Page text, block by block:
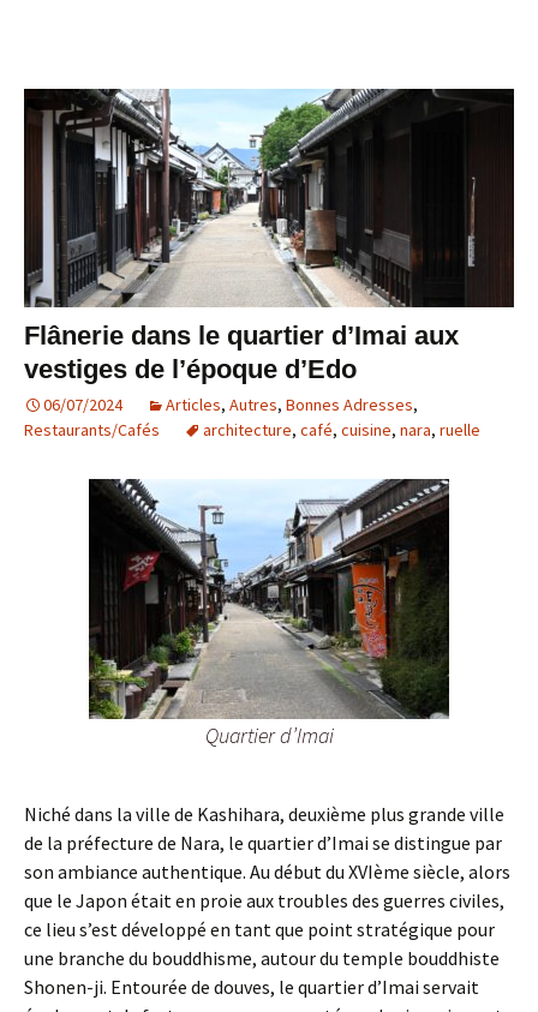
Flânerie dans le quartier d’Imai aux
vestiges de l’époque d’Edo
06/07/2024 Articles, Autres, Bonnes Adresses,
Restaurants/Cafés
architecture, café, cuisine, nara, ruelle
Quartier d’Imai
Niché dans la ville de Kashihara, deuxième plus grande ville
de la préfecture de Nara, le quartier d’Imai se distingue par
son ambiance authentique. Au début du XVIème siècle, alors
que le Japon était en proie aux troubles des guerres civiles,
ce lieu s’est développé en tant que point stratégique pour
une branche du bouddhisme, autour du temple bouddhiste
Shonen-ji. Entourée de douves, le quartier d’Imai servait